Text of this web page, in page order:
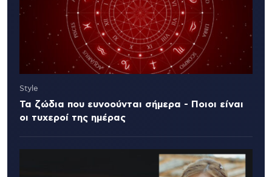
Style
Τα ζώδια που ευνοούνται σήμερα - Ποιοι είναι
οι τυχεροί της ημέρας